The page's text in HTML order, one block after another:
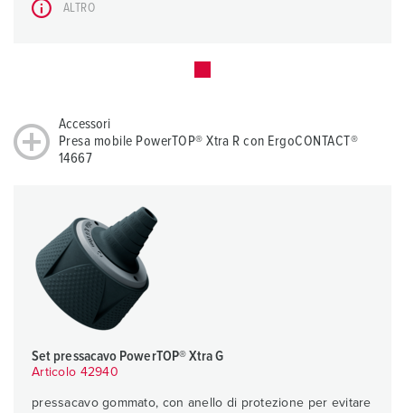
ALTRO
Accessori
Presa mobile PowerTOP® Xtra R con ErgoCONTACT®
14667
Set pressacavo PowerTOP® Xtra G
Articolo 42940
pressacavo gommato, con anello di protezione per evitare